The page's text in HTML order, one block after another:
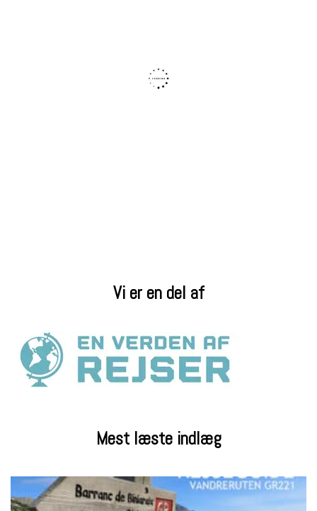
Vi er en del af
Mest læste indlæg